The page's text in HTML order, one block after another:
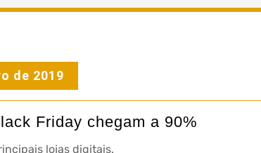
de 2019
Friday chegam a 90%
lojas digitais.